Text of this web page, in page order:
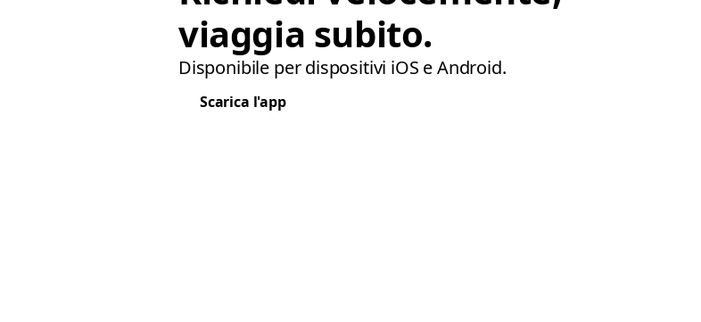
viaggia subito.
Disponibile per dispositivi iOS e Android.
Scarica l'app